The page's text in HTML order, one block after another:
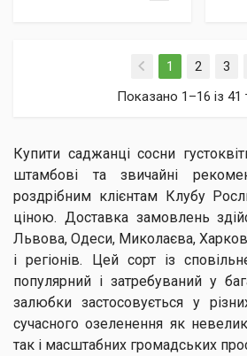
1 (current)
2
3
Показано 1–16 із 41
Купити саджанці сосни
штамбові та звичайні
роздрібним клієнтам Клубу
ціною. Доставка замовлень
Львова, Одеси, Миколаєва,
і регіонів. Цей сорт із
популярний і затребуваний у
залюбки застосовується у
сучасного озеленення як
так і масштабних громадських